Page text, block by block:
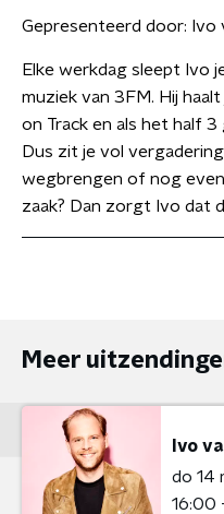
Gepresenteerd door: Ivo
Elke werkdag sleept Ivo
muziek van 3FM. Hij
on Track en als het half
Dus zit je vol
wegbrengen of nog
zaak? Dan zorgt Ivo dat
Meer
Ivo
do 14
16:00